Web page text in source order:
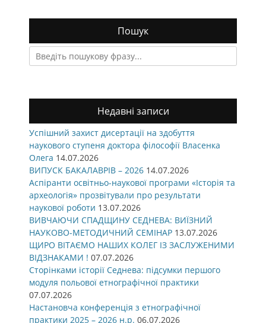
Пошук
Search
for:
Недавні записи
Успішний захист дисертації на здобуття
наукового ступеня доктора філософії Власенка
Олега 14.07.2026
ВИПУСК БАКАЛАВРІВ – 2026 14.07.2026
Аспіранти освітньо-наукової програми «Історія та
археологія» прозвітували про результати
наукової роботи 13.07.2026
ВИВЧАЮЧИ СПАДЩИНУ СЕДНЕВА: ВИЇЗНИЙ
НАУКОВО-МЕТОДИЧНИЙ СЕМІНАР 13.07.2026
ЩИРО ВІТАЄМО НАШИХ КОЛЕГ ІЗ ЗАСЛУЖЕНИМИ
ВІДЗНАКАМИ ! 07.07.2026
Сторінками історії Седнева: підсумки першого
модуля польової етнографічної практики
07.07.2026
Настановча конференція з етнографічної
практики 2025 – 2026 н.р. 06.07.2026